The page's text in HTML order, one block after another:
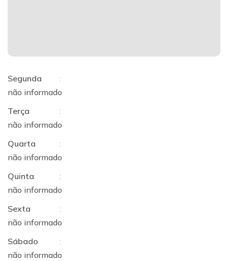
Segunda
:
não informado
Terça
:
não informado
Quarta
:
não informado
Quinta
:
não informado
Sexta
:
não informado
Sábado
:
não informado